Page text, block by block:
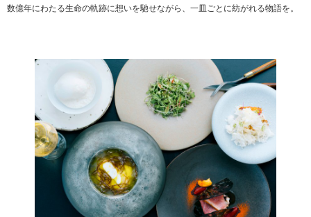
数億年にわたる生命の軌跡に想いを馳せながら、一皿ごとに紡がれる物語を。